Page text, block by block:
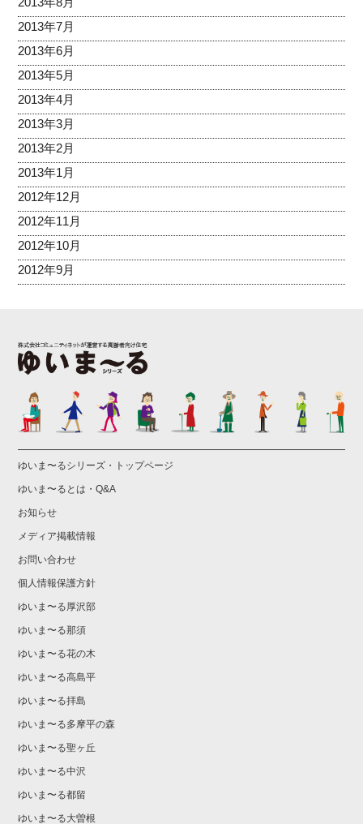
2013年7月
2013年6月
2013年5月
2013年4月
2013年3月
2013年2月
2013年1月
2012年12月
2012年11月
2012年10月
2012年9月
ゆいま〜るシリーズ・トップページ
ゆいま〜るとは・Q&A
お知らせ
メディア掲載情報
お問い合わせ
個人情報保護方針
ゆいま〜る厚沢部
ゆいま〜る那須
ゆいま〜る花の木
ゆいま〜る高島平
ゆいま〜る拝島
ゆいま〜る多摩平の森
ゆいま〜る聖ヶ丘
ゆいま〜る中沢
ゆいま〜る都留
ゆいま〜る大曽根